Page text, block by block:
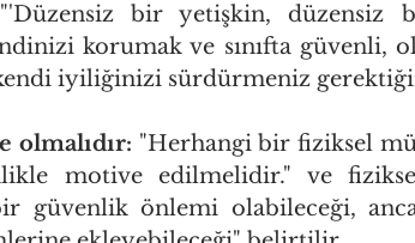
bir yetişkin, düzensiz
korumak ve sınıfta güvenli,
iyiliğinizi sürdürmeniz
olmalıdır: "Herhangi bir fiziksel
motive edilmelidir." ve
güvenlik önlemi olabileceği,